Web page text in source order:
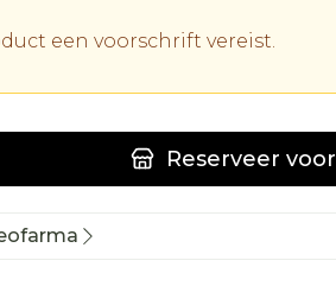
een voorschrift vereist.
Reserveer